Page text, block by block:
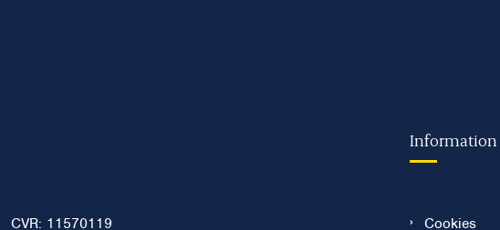
CVR: 11570119
Information
Cookies